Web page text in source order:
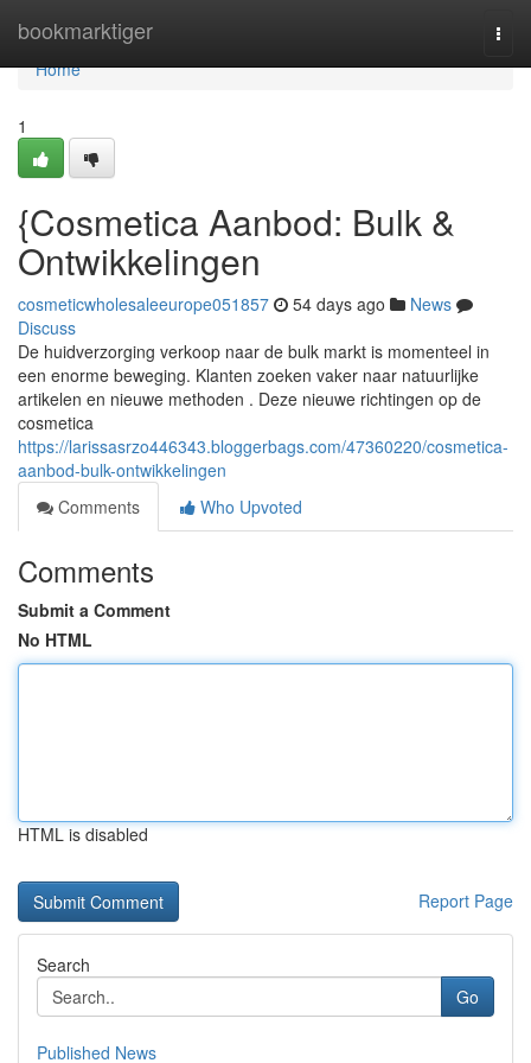
bookmarktiger
Home
Home
1
{Cosmetica Aanbod: Bulk &
Ontwikkelingen
cosmeticwholesaleeurope051857 54 days ago
News
Discuss
De huidverzorging verkoop naar de bulk markt is momenteel in
een enorme beweging. Klanten zoeken vaker naar natuurlijke
artikelen en nieuwe methoden . Deze nieuwe richtingen op de
cosmetica
https://larissasrzo446343.bloggerbags.com/47360220/cosmetica-
aanbod-bulk-ontwikkelingen
Comments
Who Upvoted
Comments
Submit a Comment
No HTML
HTML is disabled
Report Page
Search
Go
Published News